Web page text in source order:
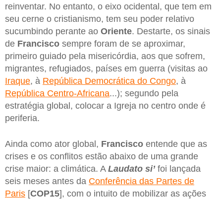
reinventar. No entanto, o eixo ocidental, que tem em
seu cerne o cristianismo, tem seu poder relativo
sucumbindo perante ao Oriente. Destarte, os sinais
de Francisco sempre foram de se aproximar,
primeiro guiado pela misericórdia, aos que sofrem,
migrantes, refugiados, países em guerra (visitas ao
Iraque, à República Democrática do Congo, à
República Centro-Africana...); segundo pela
estratégia global, colocar a Igreja no centro onde é
periferia.
Ainda como ator global, Francisco entende que as
crises e os conflitos estão abaixo de uma grande
crise maior: a climática. A Laudato si’ foi lançada
seis meses antes da Conferência das Partes de
Paris [COP15], com o intuito de mobilizar as ações